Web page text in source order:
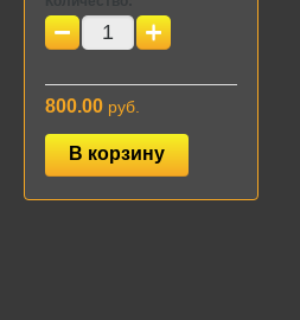
− +
800.00 руб.
В корзину